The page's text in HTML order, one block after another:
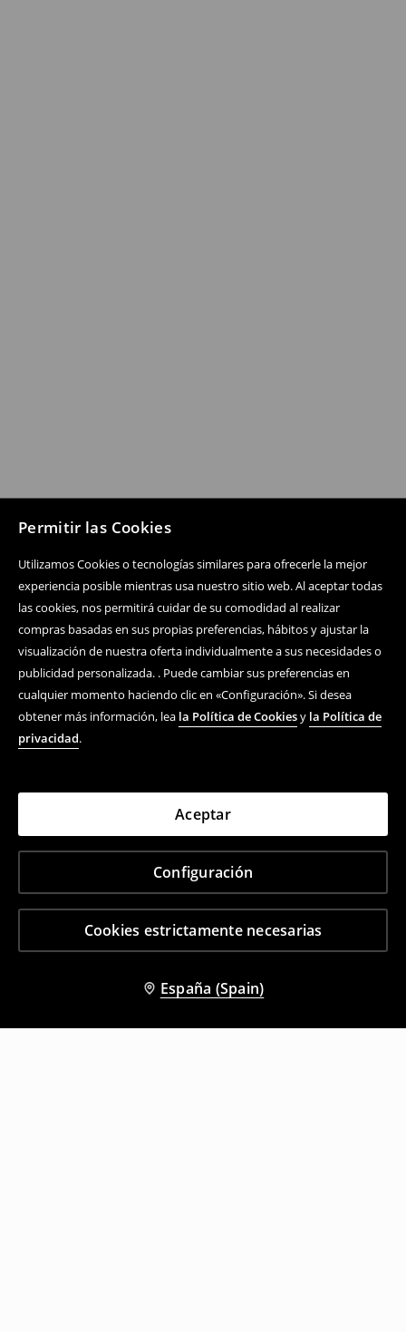
Permitir las Cookies
Utilizamos Cookies o tecnologías similares para ofrecerle la mejor
experiencia posible mientras usa nuestro sitio web. Al aceptar todas
las cookies, nos permitirá cuidar de su comodidad al realizar
compras basadas en sus propias preferencias, hábitos y ajustar la
visualización de nuestra oferta individualmente a sus necesidades o
publicidad personalizada. . Puede cambiar sus preferencias en
cualquier momento haciendo clic en «Configuración». Si desea
obtener más información, lea la Política de Cookiesy la Política de
privacidad.
Cookies estrictamente necesarias
Configuración
Aceptar
España (Spain)